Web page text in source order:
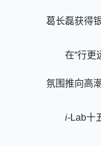
葛长磊获得
在“行更
氛围推向高潮
i-Lab十